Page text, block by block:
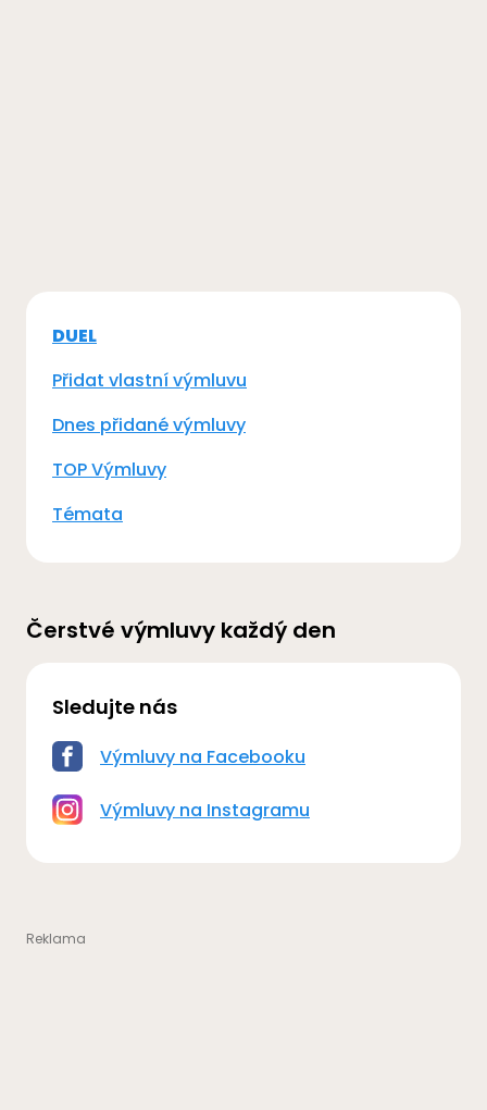
DUEL
Přidat vlastní výmluvu
Dnes přidané výmluvy
TOP Výmluvy
Témata
Čerstvé výmluvy každý den
Sledujte nás
Výmluvy na Facebooku
Výmluvy na Instagramu